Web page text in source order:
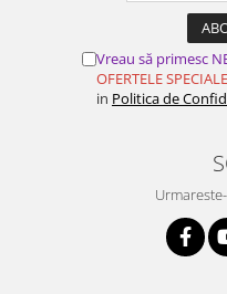
Vreau să primesc
OFERTELE SPECIALE
in Politica de